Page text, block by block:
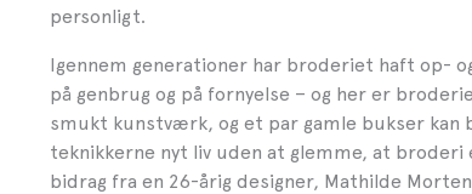
personligt.
Igennem generationer har broderiet haft op-
på genbrug og på fornyelse – og her er
smukt kunstværk, og et par gamle bukser kan
teknikkerne nyt liv uden at glemme, at broderi
bidrag fra en 26-årig designer, Mathilde